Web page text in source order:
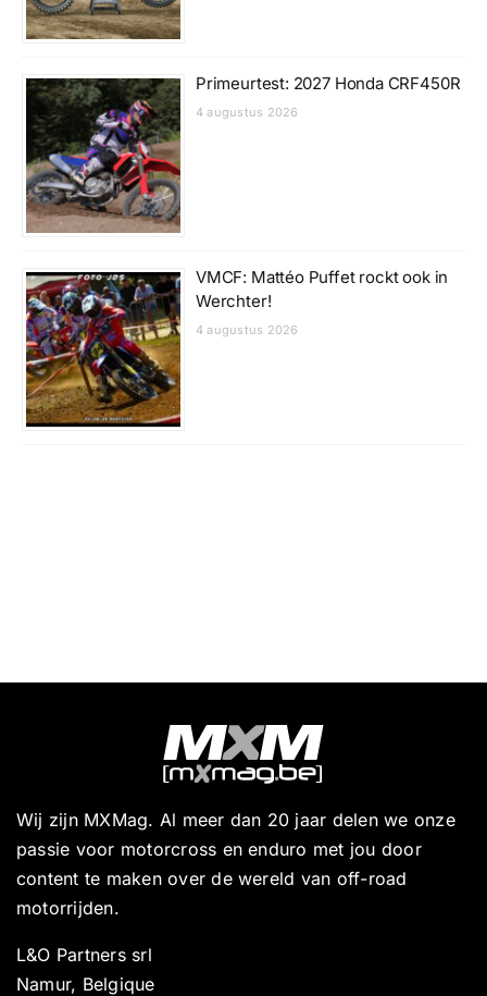
Primeurtest: 2027 Honda CRF450R
4 augustus 2026
VMCF: Mattéo Puffet rockt ook in
Werchter!
4 augustus 2026
Wij zijn MXMag. Al meer dan 20 jaar delen we onze
passie voor motorcross en enduro met jou door
content te maken over de wereld van off-road
motorrijden.
L&O Partners srl
Namur, Belgique